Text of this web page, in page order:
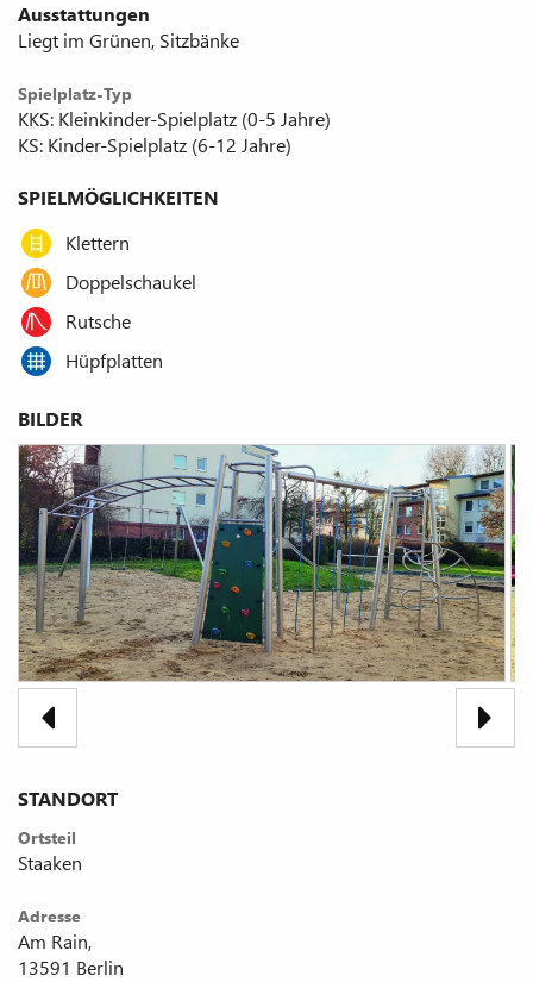
Ausstattungen
Liegt im Grünen, Sitzbänke
Spielplatz-Typ
KKS: Kleinkinder-Spielplatz (0-5 Jahre)
KS: Kinder-Spielplatz (6-12 Jahre)
SPIELMÖGLICHKEITEN
Klettern
Doppelschaukel
Rutsche
Hüpfplatten
BILDER
STANDORT
Ortsteil
Staaken
Adresse
Am Rain,
13591 Berlin